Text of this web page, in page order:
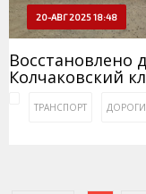
20-АВГ 2025 18:48
Восстановлено
Колчаковский
ТРАНСПОРТ ДОРОГИ